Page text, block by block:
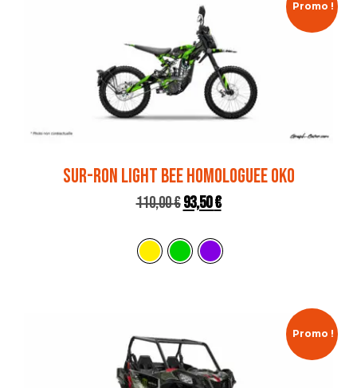
Promo !
SUR-RON LIGHT BEE HOMOLOGUEE OKO
110,00€93,50€
Promo !